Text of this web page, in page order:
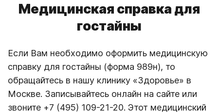
Медицинская справка для
гостайны
Если Вам необходимо оформить медицинскую
справку для гостайны (форма 989н), то
обращайтесь в нашу клинику «Здоровье» в
Москве. Записывайтесь онлайн на сайте или
звоните +7 (495) 109-21-20. Этот медицинский